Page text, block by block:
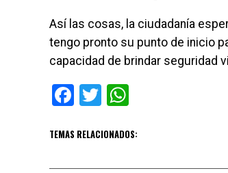
Así las cosas, la ciudadanía
tengo pronto su punto de inicio
capacidad de brindar seguridad
Facebook
Twitter
TEMAS RELACIONADOS: